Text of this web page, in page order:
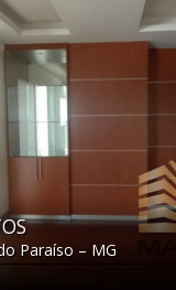
Paraíso – MG